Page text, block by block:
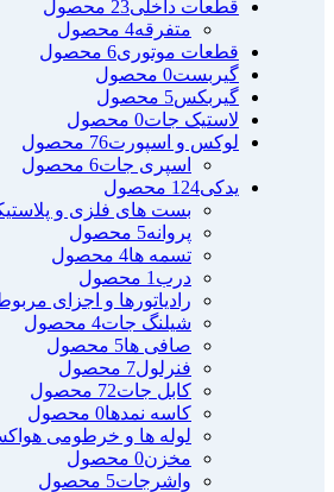
قطعات داخلی23 محصول
متفرقه4 محصول
قطعات موتوری6 محصول
گیربست0 محصول
گیربکس5 محصول
لاستیک جات0 محصول
لوکس و اسپورت76 محصول
اسپری جات6 محصول
یدکی124 محصول
بست های فلزی و
پروانه5 محصول
تسمه ها4 محصول
درب 1 محصول
رادیاتورها و اجزای
شیلنگ جات4 محصول
صافی ها5 محصول
فنرلول7 محصول
کابل جات72 محصول
کاسه نمدها0 محصول
لوله ها و خرطومی
مخزن0 محصول
واشرجات5 محصول